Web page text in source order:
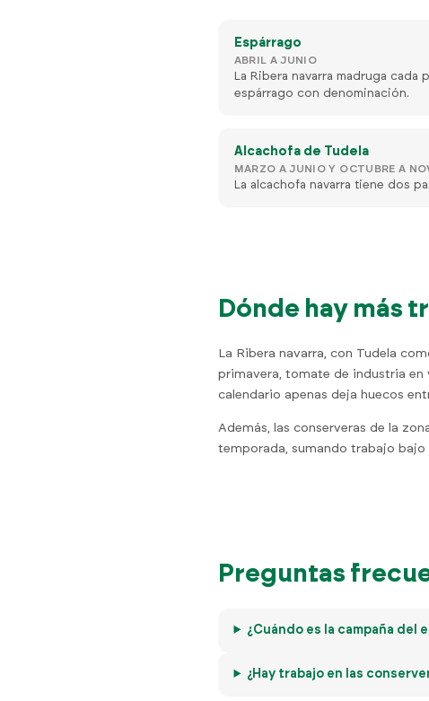
Espárrago
ABRIL A JUNIO
La Ribera navarra madruga cada
espárrago con denominación.
Alcachofa de Tudela
MARZO A JUNIO Y OCTUBRE A
La alcachofa navarra tiene dos
Dónde hay más
La Ribera navarra, con Tudela
primavera, tomate de industria en
calendario apenas deja huecos
Además, las conserveras de la
temporada, sumando trabajo bajo
Preguntas
¿Cuándo es la campaña del
¿Hay trabajo en las